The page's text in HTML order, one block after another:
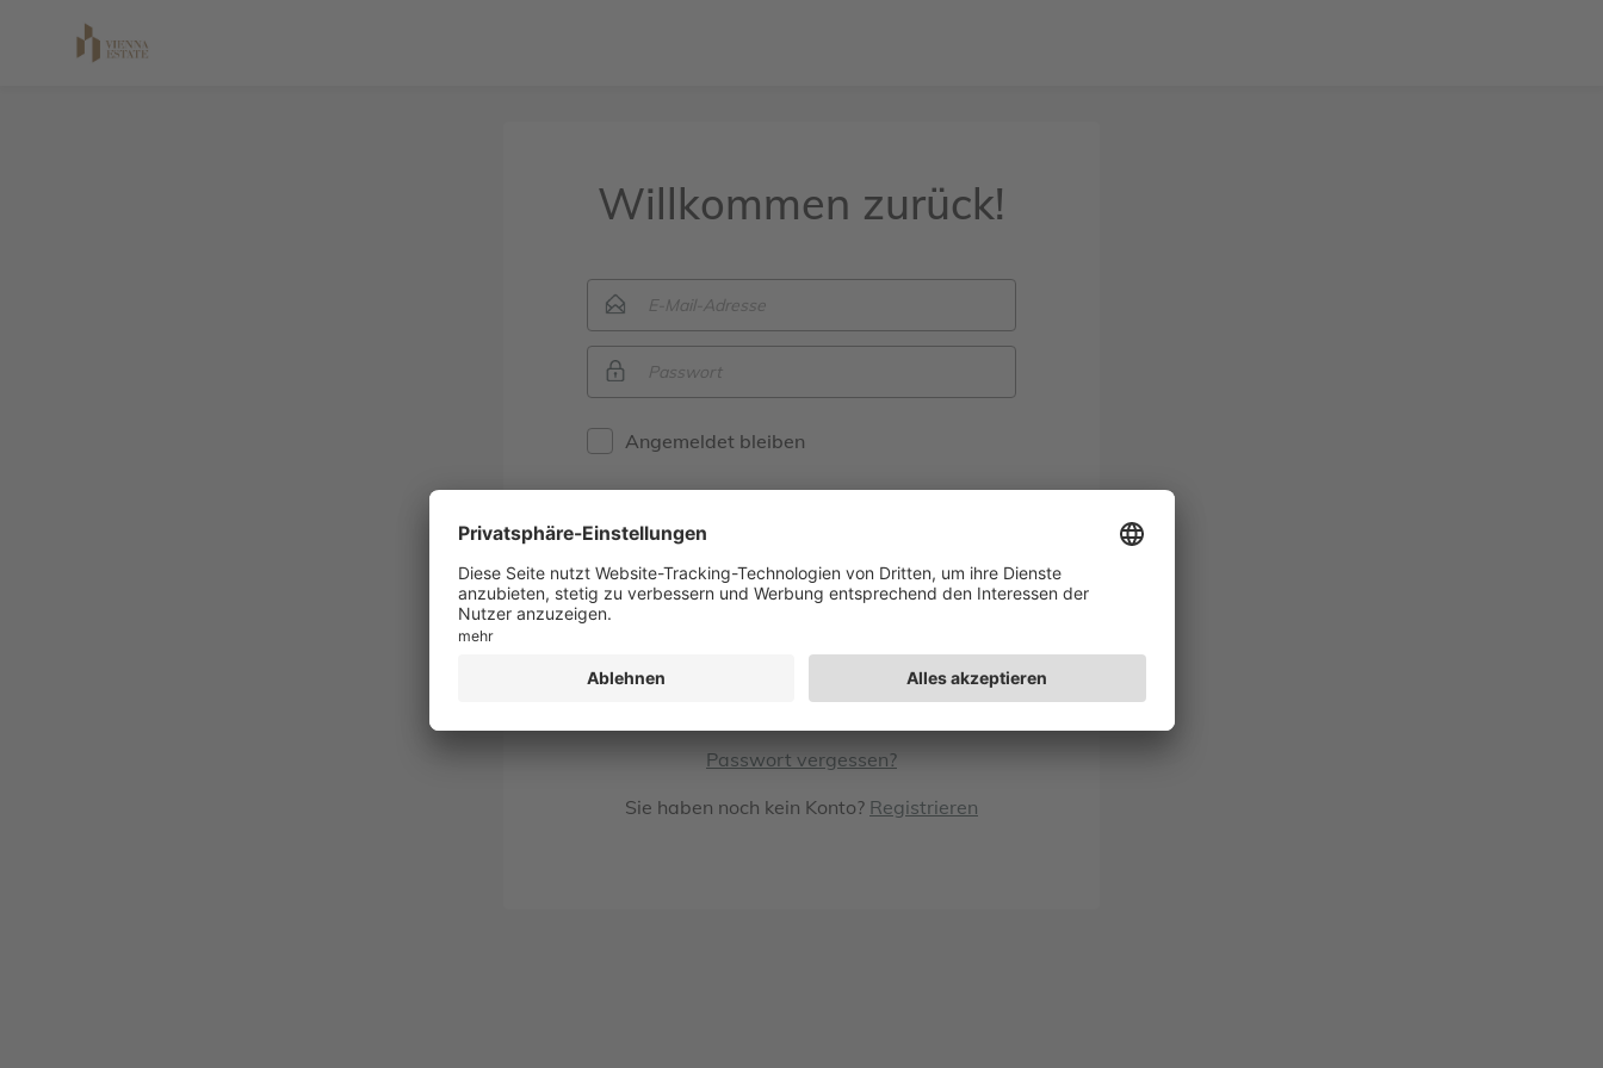
Willkommen zurück!
Angemeldet bleiben
Mit Google anmelden
Passwort vergessen?
Sie haben noch kein Konto? Registrieren